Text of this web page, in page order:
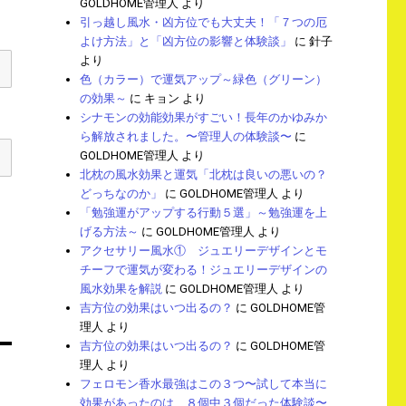
GOLDHOME管理人 より
引っ越し風水・凶方位でも大丈夫！「７つの厄
よけ方法」と「凶方位の影響と体験談」
に針子
より
色（カラー）で運気アップ～緑色（グリーン）
の効果～ に キョン より
シナモンの効能効果がすごい！長年のかゆみか
ら解放されました。〜管理人の体験談〜 に
GOLDHOME管理人 より
北枕の風水効果と運気「北枕は良いの悪いの？
どっちなのか」
にGOLDHOME管理人 より
「勉強運がアップする行動５選」～勉強運を上
げる方法～ にGOLDHOME管理人 より
アクセサリー風水① ジュエリーデザインとモ
チーフで運気が変わる！ジュエリーデザインの
風水効果を解説 にGOLDHOME管理人 より
吉方位の効果はいつ出るの？ にGOLDHOME管
理人 より
吉方位の効果はいつ出るの？ にGOLDHOME管
理人 より
フェロモン香水最強はこの３つ〜試して本当に
効果があったのは、８個中３個だった体験談〜